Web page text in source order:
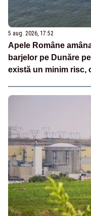
5 aug. 2026, 17:52
Apele Române
barjelor pe Dunăre
există un minim risc,